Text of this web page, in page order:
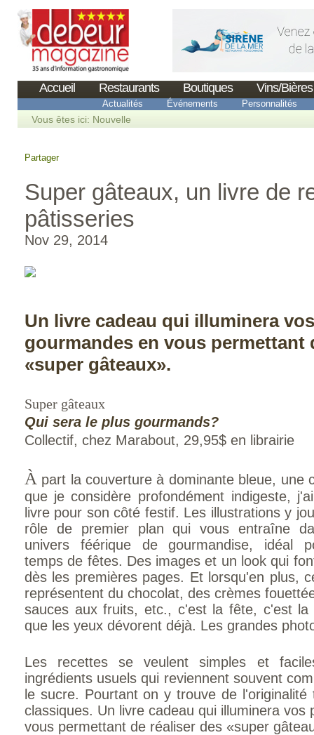
Accueil Restaurants Boutiques Vins/Bières
Actualités Événements Personnalités
Vous êtes ici: Nouvelle
Partager
Super gâteaux, un livre de
pâtisseries
Nov 29, 2014
Un livre cadeau qui illuminera
gourmandes en vous permettant
«super gâteaux».
Super gâteaux
Qui sera le plus gourmands?
Collectif, chez Marabout, 29,95$ en librairie
À part la couverture à dominante bleue, une
que je considère profondément indigeste,
livre pour son côté festif. Les illustrations y
rôle de premier plan qui vous entraîne
univers féérique de gourmandise, idéal
temps de fêtes. Des images et un look qui
dès les premières pages. Et lorsqu'en plus,
représentent du chocolat, des crèmes
sauces aux fruits, etc., c'est la fête, c'est la
que les yeux dévorent déjà. Les grandes
Les recettes se veulent simples et
ingrédients usuels qui reviennent souvent
le sucre. Pourtant on y trouve de
classiques. Un livre cadeau qui illuminera vos
vous permettant de réaliser des «super